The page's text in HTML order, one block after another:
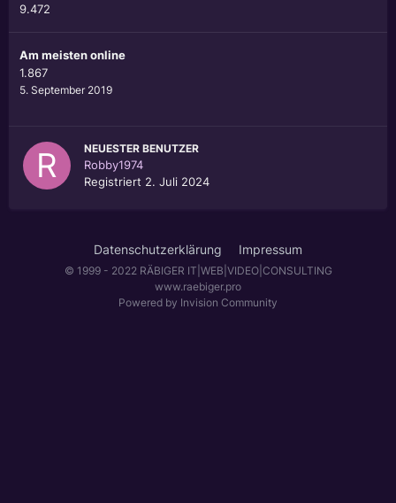
9.472
Am meisten online
1.867
5. September 2019
NEUESTER BENUTZER
Robby1974
Registriert 2. Juli 2024
Datenschutzerklärung Impressum
© 1999 - 2022 RÄBIGER IT|WEB|VIDEO|CONSULTING
www.raebiger.pro
Powered by Invision Community